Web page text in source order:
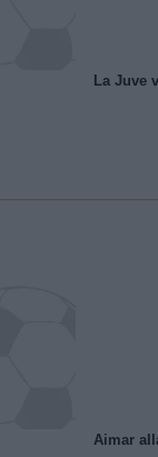
La Juve
Aimar